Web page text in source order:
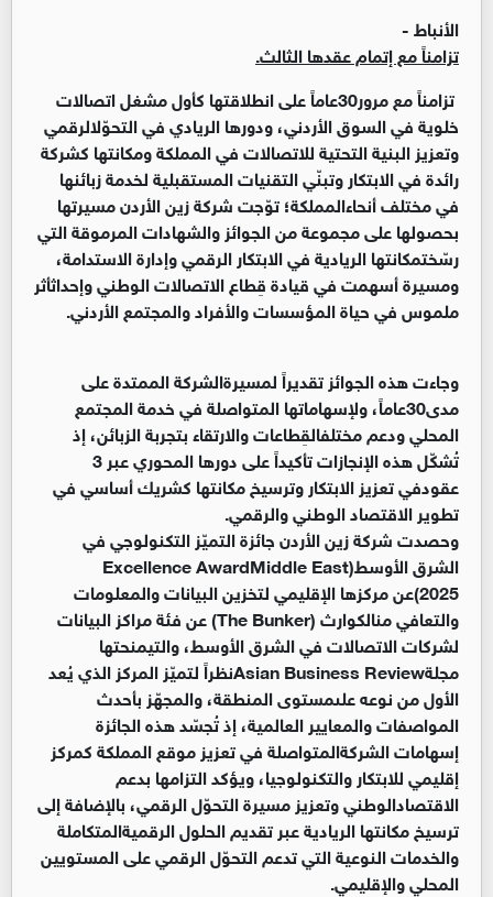
الأنباط -
تزامناً مع إتمام عقدها الثالث.
تزامناً مع مرور30عاماً على انطلاقتها كأول مشغل اتصالات
خلوية في السوق الأردني، ودورها الريادي في التحوّلالرقمي
وتعزيز البنية التحتية للاتصالات في المملكة ومكانتها كشركة
رائدة في الابتكار وتبنّي التقنيات المستقبلية لخدمة زبائنها
في مختلف أنحاءالمملكة؛ توّجت شركة زين الأردن مسيرتها
بحصولها على مجموعة من الجوائز والشهادات المرموقة التي
رسّختمكانتها الريادية في الابتكار الرقمي وإدارة الاستدامة،
ومسيرة أسهمت في قيادة قِطاع الاتصالات الوطني وإحداثأثر
ملموس في حياة المؤسسات والأفراد والمجتمع الأردني.
وجاءت هذه الجوائز تقديراً لمسيرةالشركة الممتدة على
مدى30عاماً، ولإسهاماتها المتواصلة في خدمة المجتمع
المحلي ودعم مختلفالقِطاعات والارتقاء بتجربة الزبائن، إذ
تُشكّل هذه الإنجازات تأكيداً على دورها المحوري عبر 3
عقودفي تعزيز الابتكار وترسيخ مكانتها كشريك أساسي في
تطوير الاقتصاد الوطني والرقمي.
وحصدت شركة زين الأردن جائزة التميّز التكنولوجي في
الشرق الأوسط(Middle East
Excellence Award
2025)عن مركزها الإقليمي لتخزين البيانات والمعلومات
والتعافي منالكوارث (The Bunker) عن فئة مراكز البيانات
لشركات الاتصالات في الشرق الأوسط، والتيمنحتها
مجلةAsian Business Reviewنظراً لتميّز المركز الذي يُعد
الأول من نوعه علىمستوى المنطقة، والمجهّز بأحدث
المواصفات والمعايير العالمية، إذ تُجسّد هذه الجائزة
إسهامات الشركةالمتواصلة في تعزيز موقع المملكة كمركز
إقليمي للابتكار والتكنولوجيا، ويؤكد التزامها بدعم
الاقتصادالوطني وتعزيز مسيرة التحوّل الرقمي، بالإضافة إلى
ترسيخ مكانتها الريادية عبر تقديم الحلول الرقميةالمتكاملة
والخدمات النوعية التي تدعم التحوّل الرقمي على المستويين
المحلي والإقليمي.